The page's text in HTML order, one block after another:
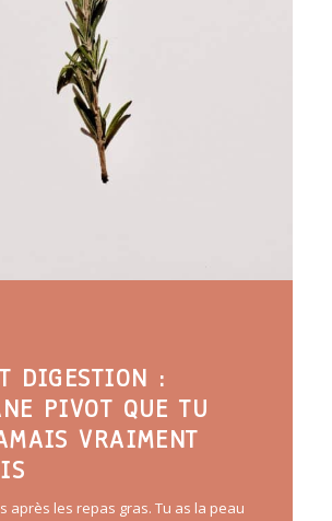
DIGESTION :
PIVOT QUE TU
VRAIMENT
après les repas gras. Tu as la peau